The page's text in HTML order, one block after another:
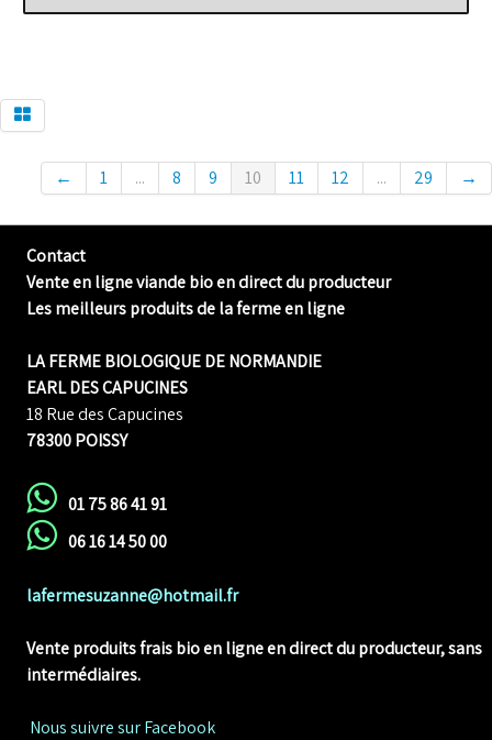
← 1 ... 8 9 10 11 12 ... 29 →
Contact
Vente en ligne viande bio en direct du producteur
Les meilleurs produits de la ferme en ligne
LA FERME BIOLOGIQUE DE NORMANDIE
EARL DES CAPUCINES
18 Rue des Capucines
78300 POISSY
01 75 86 41 91
06 16 14 50 00
lafermesuzanne@hotmail.fr
Vente produits frais bio en ligneen direct du producteur, sans
intermédiaires.
Nous suivre sur Facebook